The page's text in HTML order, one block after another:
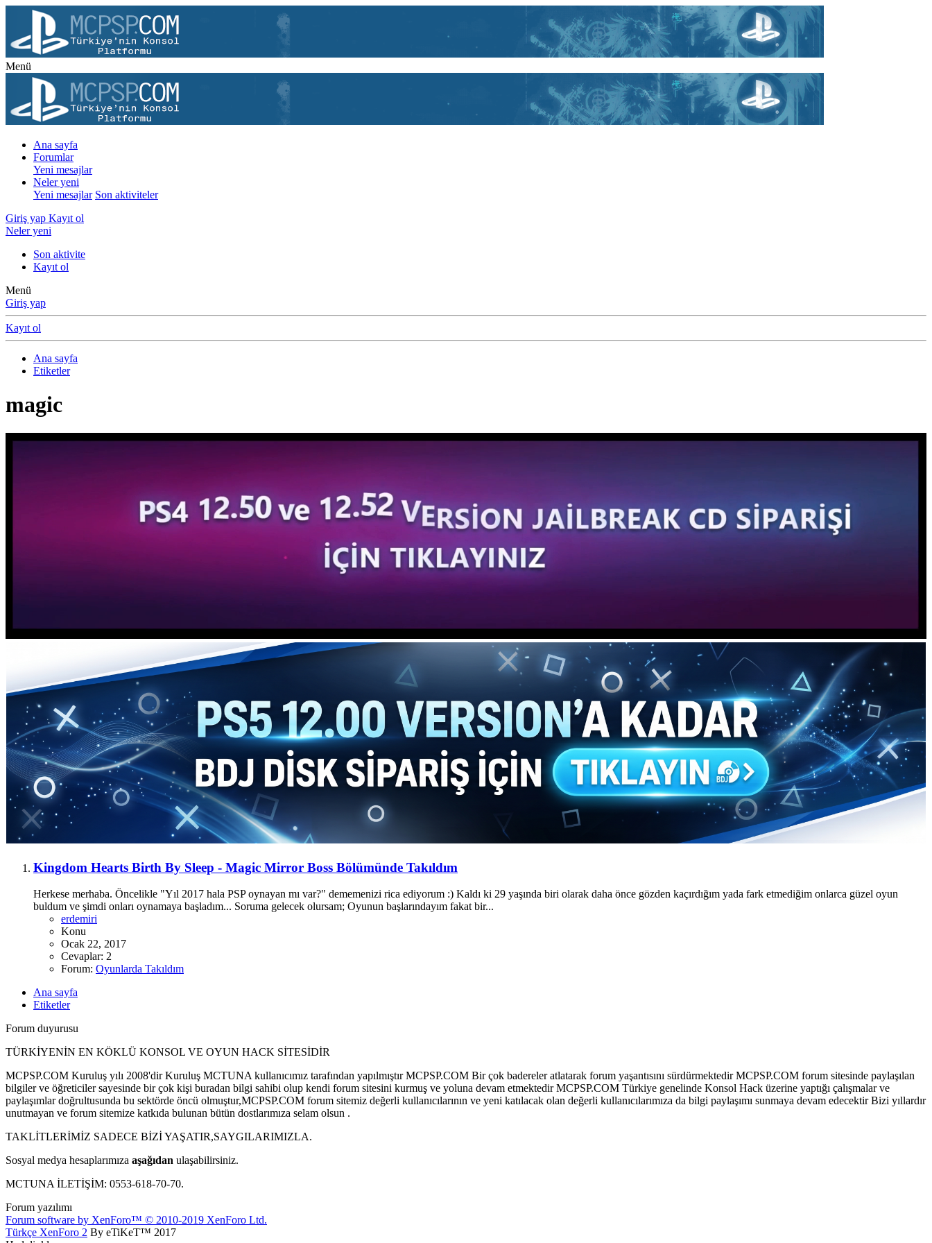
Menü
Ana sayfa
Forumlar
Yeni mesajlar
Neler yeni
Yeni mesajlar Son aktiviteler
Giriş yap Kayıt ol
Neler yeni
Son aktivite
Kayıt ol
Menü
Giriş yap
Kayıt ol
Ana sayfa
Etiketler
magic
Kingdom Hearts Birth By Sleep - Magic Mirror Boss Bölümünde Takıldım
Herkese merhaba. Öncelikle "Yıl 2017 hala PSP oynayan mı var?" dememenizi rica ediyorum :) Kaldı ki 29 yaşında biri olarak daha önce gözden kaçırdığım yada fark etmediğim onlarca güzel oyun
buldum ve şimdi onları oynamaya başladım... Soruma gelecek olursam; Oyunun başlarındayım fakat bir...
erdemiri
Konu
Ocak 22, 2017
Cevaplar: 2
Forum: Oyunlarda Takıldım
Ana sayfa
Etiketler
Forum duyurusu
TÜRKİYENİN EN KÖKLÜ KONSOL VE OYUN HACK SİTESİDİR
MCPSP.COM Kuruluş yılı 2008'dir Kuruluş MCTUNA kullanıcımız tarafından yapılmıştır MCPSP.COM Bir çok badereler atlatarak forum yaşantısını sürdürmektedir MCPSP.COM forum sitesinde paylaşılan
bilgiler ve öğreticiler sayesinde bir çok kişi buradan bilgi sahibi olup kendi forum sitesini kurmuş ve yoluna devam etmektedir MCPSP.COM Türkiye genelinde Konsol Hack üzerine yaptığı çalışmalar ve
paylaşımlar doğrultusunda bu sektörde öncü olmuştur,MCPSP.COM forum sitemiz değerli kullanıcılarının ve yeni katılacak olan değerli kullanıcılarımıza da bilgi paylaşımı sunmaya devam edecektir Bizi yıllardır
unutmayan ve forum sitemize katkıda bulunan bütün dostlarımıza selam olsun .
TAKLİTLERİMİZ SADECE BİZİ YAŞATIR,SAYGILARIMIZLA.
Sosyal medya hesaplarımıza aşağıdan ulaşabilirsiniz.
MCTUNA İLETİŞİM: 0553-618-70-70.
Forum yazılımı
Forum software by XenForo™ © 2010-2019 XenForo Ltd.
Türkçe XenForo 2 By eTiKeT™ 2017